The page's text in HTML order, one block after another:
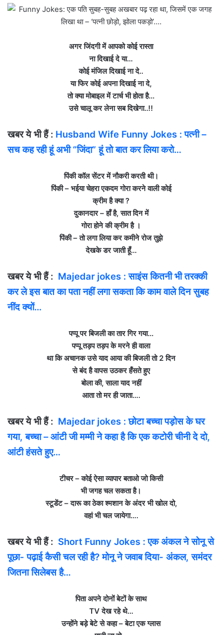
अगर जिंदगी में आपको कोई रास्‍ता
ना दिखाई दे या…
कोई मंजिल दिखाई ना दे..
या फिर कोई अपना दिखाई ना दे,
तो क्‍या मोबाइल में टार्च भी होता है…
उसे चालू कर लेना सब दिखेगा..!!
खबर ये भी हैं : Husband Wife Funny Jokes : पत्‍नी –
सच कह रही हूं अभी “जिंदा” हूं तो बात कर लिया करो…
पिंकी कॉल सेंटर में नौकरी कर‍ती थी।
पिंकी – भईया चेहरा एकदम गोरा करने वाली कोई
क्रीम है क्‍या ?
दुकानदार – हॉं है, सात दिन में
गोरा होने की क्रीम है ।
पिंकी – तो लगा लिया कर कमीने रोज तुझे
देखके डर जाती हूँ…
खबर ये भी हैं : Majedar jokes : साइंस कितनी भी तरक्‍की
कर ले इस बात का पता नहीं लगा सकता कि काम वाले दिन सुबह
नींद क्‍यों…
पप्‍पू पर बिजली का तार गिर गया…
पप्‍पू तड़प तड़प के मरने ही वाला
था कि अचानक उसे याद आया की बिजली तो 2 दिन
से बंद है वापस उठकर हँसते हुए
बोला की, साला याद नहीं
आता तो मर ही जाता….
खबर ये भी हैं : Majedar jokes : छोटा बच्चा पड़ोस के घर
गया, बच्चा – आंटी जी मम्मी ने कहा है कि एक कटोरी चीनी दे दो,
आंटी हंसते हुए…
टीचर – कोई ऐसा व्‍यापार बताओ जो किसी
भी जगह चल सकता है।
स्‍टूडेंट – दारू का ठेका श्‍मशान के अंदर भी खोल दो,
वहां भी चल जायेगा….
खबर ये भी हैं : Short Funny Jokes : एक अंकल ने सोनू से
पूछा- पढ़ाई कैसी चल रही है? मोनू ने जवाब दिया- अंकल, समंदर
जितना सिलेबस है…
पिता अपने दोनों बेटों के साथ
TV देख रहे थे…
उन्‍होंने बड़े बेटे से कहा – बेटा एक ग्‍लास